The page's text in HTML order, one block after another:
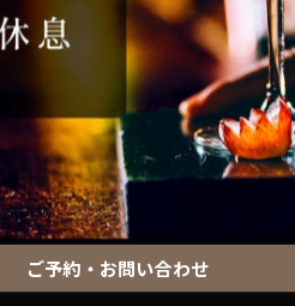
ご予約・お問い合わせ